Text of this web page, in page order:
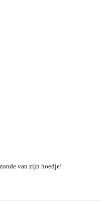
van zijn hoedje!